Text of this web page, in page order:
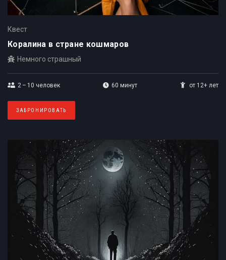
Квест
Коралина в стране кошмаров
Немного страшный
2 – 10 человек 60 минут от 12+ лет
ЗАБРОНИРОВАТЬ